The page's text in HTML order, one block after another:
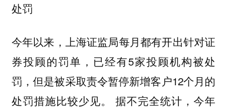
处罚
今年以来，上海证监局每月都有开出针对证
券投顾的罚单，已经有5家投顾机构被处
罚，但是被采取责令暂停新增客户12个月的
处罚措施比较少见。 据不完全统计，今年